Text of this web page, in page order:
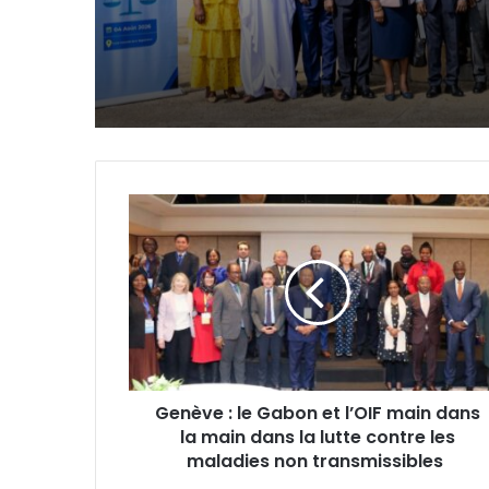
Port-
Genève
le
Gabon
et
l’OIF
main
la
mainGenève : le Gabon et l’OIF main dans
la main dans la lutte contre les
maladies non transmissibles